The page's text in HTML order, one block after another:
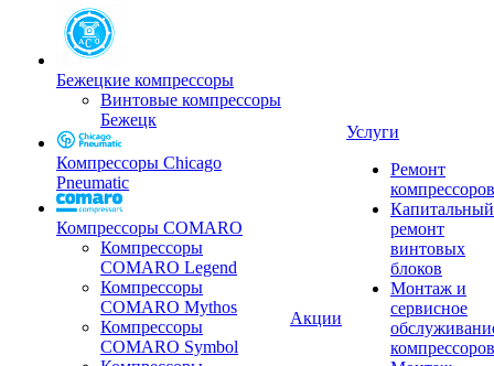
Бежецкие компрессоры
Винтовые компрессоры
Бежецк
Компрессоры Chicago
Pneumatic
Компрессоры COMARO
Компрессоры
COMARO Legend
Компрессоры
COMARO Mythos
Компрессоры
COMARO Symbol
Акции
Услуги
Ремонт
компрессоров
Капитальный
ремонт
винтовых
блоков
Монтаж и
сервисное
компрессоров